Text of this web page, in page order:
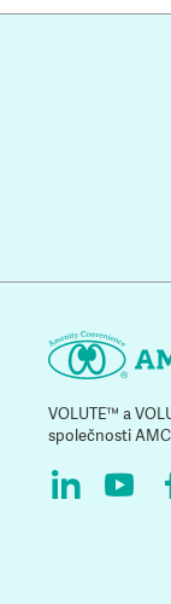
VOLUTE™ a
společnosti